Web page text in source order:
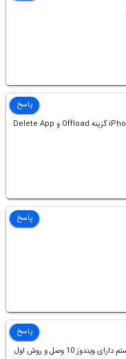
چرا تو قسمت iPhone Storage گزینه Offload و Delete App
پاسخ
پاسخ
نکته: هارد تون رو به یک سیستم دارای ویندوز 10 وصل و روش اول
پاسخ